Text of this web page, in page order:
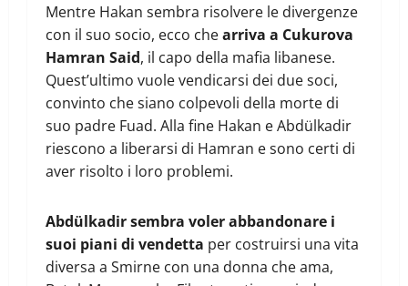
Mentre Hakan sembra risolvere le divergenze
con il suo socio, ecco chearriva a Cukurova
Hamran Said, il capo della mafia libanese.
Quest’ultimo vuole vendicarsi dei due soci,
convinto che siano colpevoli della morte di
suo padre Fuad. Alla fine Hakan e Abdülkadir
riescono a liberarsi di Hamran e sono certi di
aver risolto i loro problemi.
Abdülkadir sembra voler abbandonare i
suoi piani di vendetta per costruirsi una vita
diversa a Smirne con una donna che ama,